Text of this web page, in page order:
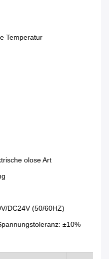
Temperatur
olose Art
DC24V (50/60HZ)
±10%